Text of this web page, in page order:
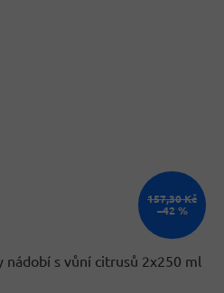
157,30 Kč
–42 %
nádobí s vůní citrusů 2x250 ml